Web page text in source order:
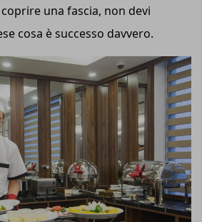
una fascia, non devi
cosa è successo davvero.